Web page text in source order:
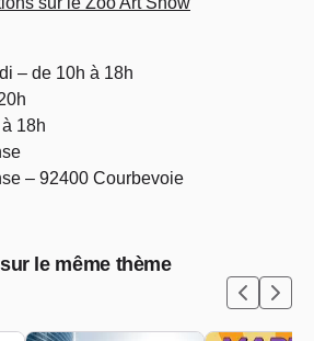
– de 10h à 18h
18h
– 92400 Courbevoie
le même thème